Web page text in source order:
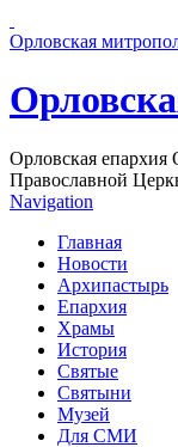
Орловская
Орловская епархия
Православной
Navigation
Главная
Новости
Архипастырь
Епархия
Храмы
История
Святые
Святыни
Музей
Для СМИ